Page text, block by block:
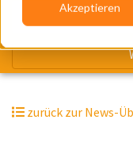
Akzeptieren
zurück zur News-